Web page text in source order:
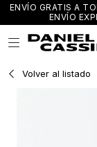
ENVÍO GRATIS A
ENVÍO

Volver al listado